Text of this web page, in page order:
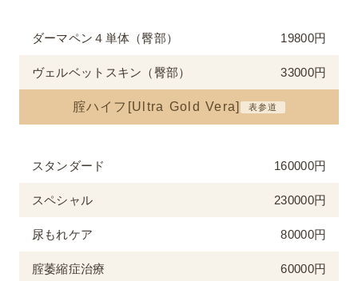
ダーマペン４単体（臀部） 19800円
ヴェルベットスキン（臀部） 33000円
腟ハイフ[Ultra Gold Vera] 表参道
スタンダード 160000円
スペシャル 230000円
尿もれケア 80000円
腟萎縮症治療 60000円